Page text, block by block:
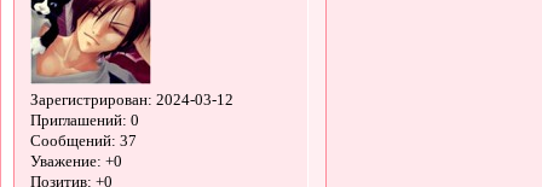
Зарегистрирован: 2024-03-12
Приглашений: 0
Сообщений: 37
Уважение: +0
Позитив: +0